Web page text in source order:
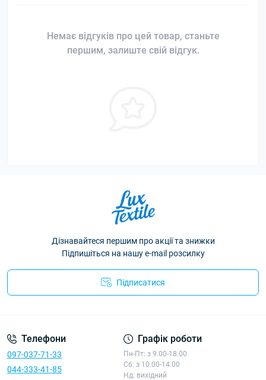
Немає відгуків про цей товар, станьте
першим, залиште свій відгук.
Дізнавайтеся першим про акції та знижки
Підпишіться на нашу e-mail розсилку
Підписатися
Телефони
097-037-71-33
044-333-41-85
Графік роботи
Пн-Пт: з 9.00-18.00
Сб: з 10.00-14.00
Нд: вихідний